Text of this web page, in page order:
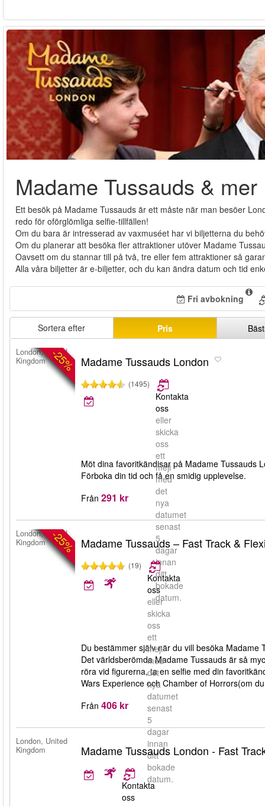
Madame Tussauds & mer
Ett besök på Madame Tussauds är ett måste när man besöer
redo för oförglömliga selfie-tillfällen!
Om du bara är intresserad av vaxmuséet har vi biljetterna du
Om du planerar att besöka fler attraktioner utöver Madame
Oavsett om du stannar till på två, tre eller fem attraktioner så
Alla våra biljetter är e-biljetter, och du kan ändra datum och tid
Fri avbokning
Sortera efter Pris
-25%
London, United
Kingdom
Madame Tussauds London
(1495)
Kontakta
oss
eller
skicka
oss
ett
mejl
med
det
nya
datumet
senast
5
dagar
innan
ditt
bokade
datum.
Möt dina favoritkändisar på Madame Tussauds
Förboka din tid och få en smidig upplevelse.
Från 291 kr
-25%
London, United
Kingdom
Madame Tussauds – Fast Track &
(19)
Kontakta
oss
eller
skicka
oss
ett
mejl
med
det
nya
datumet
senast
5
dagar
innan
ditt
bokade
datum.
Du bestämmer själv när du vill besöka
Det världsberömda Madame Tussauds är så
röra vid figurerna, ta en selfie med din
Wars Experience och Chamber of Horrors(om
Från 406 kr
London, United
Kingdom
Madame Tussauds London - Fast
Kontakta
oss